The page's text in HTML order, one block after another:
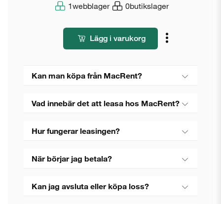
1webblager 0butikslager
Lägg i varukorg
Kan man köpa från MacRent?
Vad innebär det att leasa hos MacRent?
Hur fungerar leasingen?
När börjar jag betala?
Kan jag avsluta eller köpa loss?